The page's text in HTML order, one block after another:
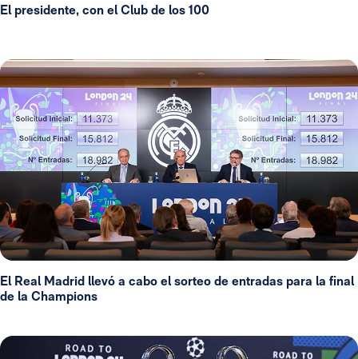
El presidente, con el Club de los 100
El Real Madrid llevó a cabo el sorteo de entradas para la final
de la Champions